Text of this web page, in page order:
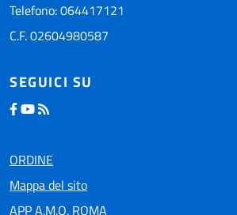
Telefono: 064417121
C.F. 02604980587
SEGUICI SU
ORDINE
Mappa del sito
APP A.M.O. ROMA